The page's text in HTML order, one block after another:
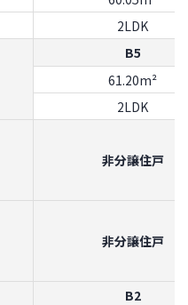
2LDK
B5
61.20m²
2LDK
非分譲住戸
非分譲住戸
B2